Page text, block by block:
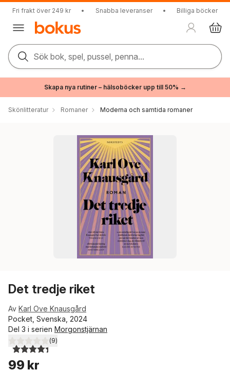
Fri frakt över 249 kr • Snabba leveranser • Billiga böcker
Sök bok, spel, pussel, penna...
Skapa nya rutiner – hälsoböcker upp till 50% →
Skönlitteratur Romaner Moderna och samtida romaner
Det tredje riket
Av Karl Ove Knausgård
Pocket, Svenska, 2024
Del 3 i serien Morgonstjärnan
4,4utav 5 stjärnor. Totalt antal röster:
(9)
99 kr